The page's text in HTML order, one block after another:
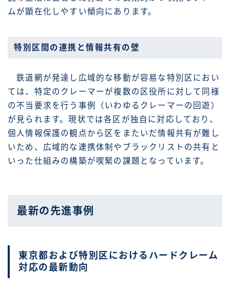
ムが顕在化しやすい傾向にあります。
特別区間の連携と情報共有の壁
鉄道網が発達し広域的な移動が容易な特別区におい
ては、特定のクレーマーが複数の区役所に対して同様
の不当要求を行う事例（いわゆるクレーマーの回遊）
が見られます。現状では各区が独自に対応しており、
個人情報保護の観点から区をまたいだ情報共有が難し
いため、広域的な連携体制やブラックリストの共有と
いった仕組みの構築が喫緊の課題となっています。
最新の先進事例
東京都および特別区におけるハードクレーム
対応の最新動向